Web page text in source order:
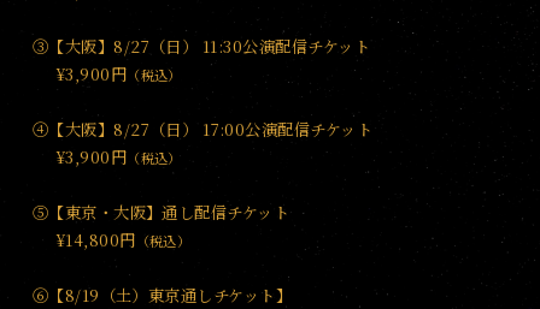
③【大阪】8/27（日） 11:30公演配信チケット
¥3,900円 （税込）
④【大阪】8/27（日） 17:00公演配信チケット
¥3,900円 （税込）
⑤【東京・大阪】通し配信チケット
¥14,800円 （税込）
⑥【8/19（土）東京通しチケット】